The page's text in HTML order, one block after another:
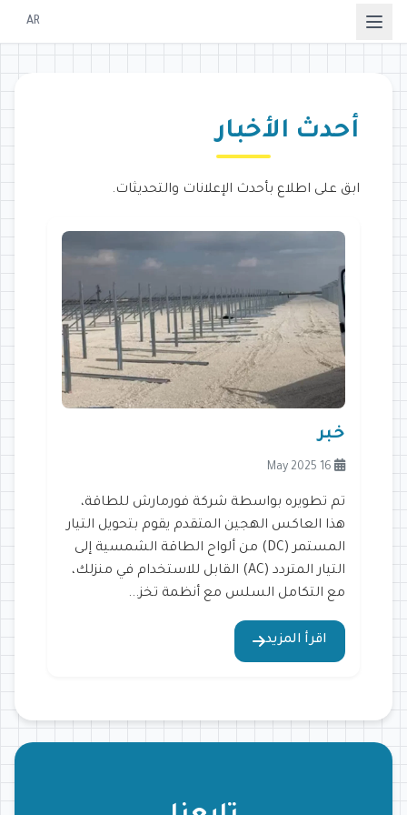
AR
أحدث الأخبار
ابق على اطلاع بأحدث الإعلانات والتحديثات.
خبر
16 May 2025
تم تطويره بواسطة شركة فورمارش للطاقة،
هذا العاكس الهجين المتقدم يقوم بتحويل التيار
المستمر (DC) من ألواح الطاقة الشمسية إلى
التيار المتردد (AC) القابل للاستخدام في منزلك،
مع التكامل السلس مع أنظمة تخز...
اقرأ المزيد